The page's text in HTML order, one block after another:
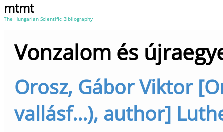
mtmt
The Hungarian Scientific Bibliography
Vonzalom és
Orosz, Gábor Viktor
vallásf...), author]